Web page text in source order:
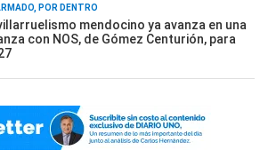
POR DENTRO
mendocino ya avanza en una
con NOS, de Gómez Centurión, para